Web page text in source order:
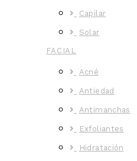
Capilar
Solar
FACIAL
Acné
Antiedad
Antimanchas
Exfoliantes
Hidratación